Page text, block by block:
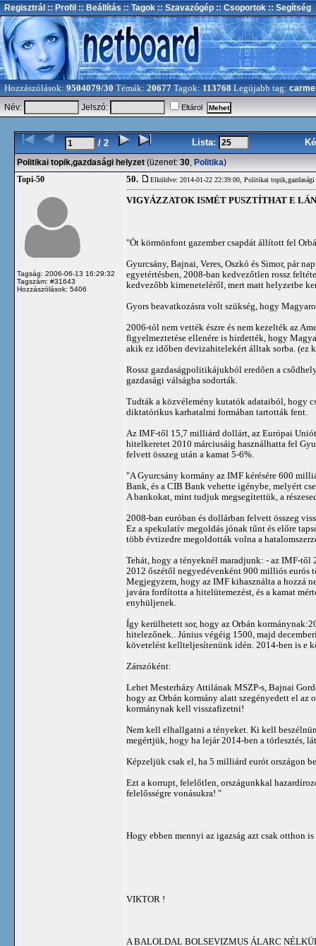
Regisztrál :: Profil :: Beállítás :: Tagok :: Szavazógép :: Csoportok :: Segítség
Hozzászólások: 9504079/30 Témák: 20677 Tagok: 113768 Legújabb tag:
Név:
Jelszó: Eltárol
/ 2 Lista:
Politikai topik,gazdasági helyzet (üzenet: 30, Politika)
Topi-50
Tagság: 2006-06-13 16:29:32
Tagszám: #31643
Hozzászólások: 5406
50. Elküldve: 2014-01-22 22:39:00, Politikai topik,gazdasági
VIGYÁZZATOK ISMÉT PUSZTÍTHAT E
"Öt körmönfont gazember csapdát állított fel
Gyurcsány, Bajnai, Veres, Oszkó és Simor, pár
egyetértésben, 2008-ban kedvezőtlen rossz
kedvezőbb kimeneteléről, mert matt helyzetbe
Gyors beavatkozásra volt szükség, hogy
2006-tól nem vették észre és nem kezelték az
figyelmeztetése ellenére is hirdették, hogy
akik ez időben devizahitelekért álltak sorba. (ez
Rossz gazdaságpolitikájukból eredően a
gazdasági válságba sodorták.
Tudták a közvélemény kutatók adataiból, hogy
diktatórikus karhatalmi formában tartották fent.
Az IMF-től 15,7 milliárd dollárt, az Európai
hitelkeretet 2010 márciusáig használhatta fel
felvett összeg után a kamat 5-6%.
"A Gyurcsány kormány az IMF kérésére 600
Bank, és a CIB Bank vehette igénybe, melyért
A bankokat, mint tudjuk megsegítettük, a
2008-ban euróban és dollárban felvett összeg
Ez a spekulatív megoldás jónak tűnt és előre
több évtizedre megoldották volna a
Tehát, hogy a tényeknél maradjunk: - az IMF-től
2012 őszétől negyedévenként 900 milliós eurós
Megjegyzem, hogy az IMF kihasználta a hozzá
javára fordította a hitelütemezést, és a kamat
enyhüljenek.
Így kerülhetett sor, hogy az Orbán
hitelezőnek.. Június végéig 1500, majd
követelést kellteljesítenünk idén. 2014-ben is e
Zárszóként:
Lehet Mesterházy Attilának MSZP-s, Bajnai
hogy az Orbán kormány alatt szegényedett el az
kormánynak kell visszafizetni!
Nem kell elhallgatni a tényeket. Ki kell
megértjük, hogy ha lejár 2014-ben a törlesztés,
Képzeljük csak el, ha 5 milliárd eurót országon
Ezt a korrupt, felelőtlen, országunkkal
felelősségre vonásukra! "
Hogy ebben mennyi az igazság azt csak otthon
VIKTOR !
A BALOLDAL BOLSEVIZMUS ÁLARC